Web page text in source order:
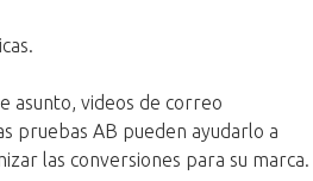
asunto, videos de correo
pruebas AB pueden ayudarlo a
las conversiones para su marca.